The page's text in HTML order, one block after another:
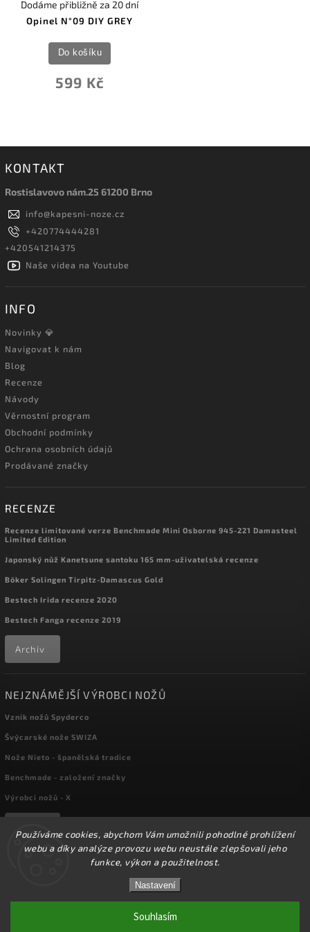
Používáme cookies, abychom Vám umožnili pohodlné prohlížení
webu a díky analýze provozu webu neustále zlepšovali jeho
funkce, výkon a použitelnost.
Nastavení
Souhlasím
☀️Ve dnech 3-14.8 2026 máme zavřeno z důvodu
DOVOLENÉ. Eshop zůstává v provozu, objednávky
budeme zpracovávat v pondělí 17.8.2026. Děkujeme za
pochopení.☀️
Opinel N°09 DIY GREY
Dodáme přibližně za 20 dní
599 Kč
Do košíku
KONTAKT
Rostislavovo nám.25 61200 Brno
info@kapesni-noze.cz
+420774444281
+420541214375
Naše videa na Youtube
INFO
Novinky 💎
Navigovat k nám
Blog
Recenze
Návody
Věrnostní program
Obchodní podmínky
Ochrana osobních údajů
Prodávané značky
RECENZE
Recenze limitované verze Benchmade Mini Osborne 945-221 Damasteel
Limited Edition
Japonský nůž Kanetsune santoku 165 mm-uživatelská recenze
Böker Solingen Tirpitz-Damascus Gold
Bestech Irida recenze 2020
Bestech Fanga recenze 2019
Archiv
NEJZNÁMĚJŠÍ VÝROBCI NOŽŮ
Vznik nožů Spyderco
Švýcarské nože SWIZA
Nože Nieto - španělská tradice
Benchmade - založení značky
Výrobci nožů - X
kapesni-noze.cz
Upravit nastavení cookies